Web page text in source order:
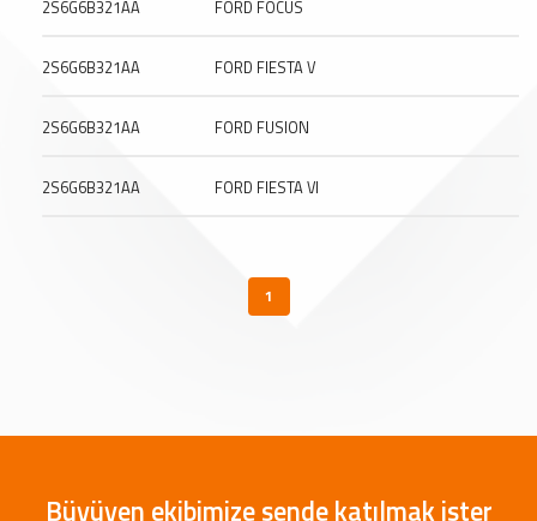
2S6G6B321AA FORD FOCUS
2S6G6B321AA FORD FIESTA V
2S6G6B321AA FORD FUSION
2S6G6B321AA FORD FIESTA VI
1
Büyüyen ekibimize sende katılmak ister